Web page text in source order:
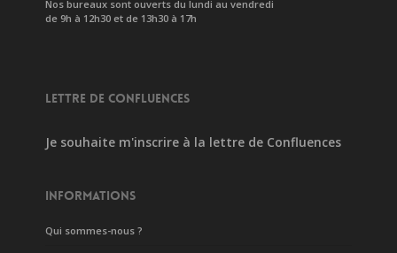
Nos bureaux sont ouverts du lundi au vendredi
de 9h à 12h30 et de 13h30 à 17h
LETTRE DE CONFLUENCES
Je souhaite m'inscrire à la lettre de Confluences
INFORMATIONS
Qui sommes-nous ?